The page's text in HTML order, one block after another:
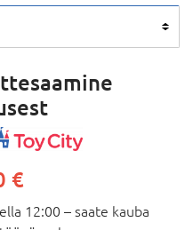
€
12:00 – saate kauba